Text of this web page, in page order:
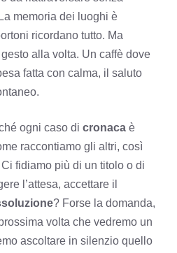
memoria dei luoghi è
ricordano tutto. Ma
alla volta. Un caffè dove
fatta con calma, il saluto
ogni caso di cronaca è
raccontiamo gli altri, così
fidiamo più di un titolo o di
l’attesa, accettare il
? Forse la domanda,
volta che vedremo un
ascoltare in silenzio quello